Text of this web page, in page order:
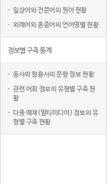
일상어와 전문어의 원어 현황
외래어와 혼종어의 언어명별 현황
정보별 구축 통계
동사와 형용사의 문형 정보 현황
관련 어휘 정보의 유형별 구축 현
황
다중 매체(멀티미디어) 정보의 유
형별 구축 현황